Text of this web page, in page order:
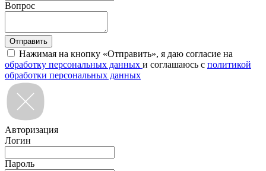
Вопрос
Нажимая на кнопку «Отправить», я даю согласие на
обработку персональных данных и соглашаюсь с политикой
обработки персональных данных
Авторизация
Логин
Пароль